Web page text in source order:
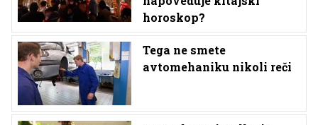
horoskop?
Tega ne smete
avtomehaniku nikoli reči